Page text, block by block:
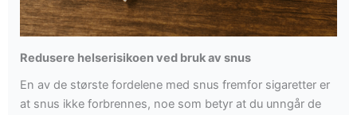
Redusere helserisikoen ved bruk av snus
En av de største fordelene med snus fremfor sigaretter er
at snus ikke forbrennes, noe som betyr at du unngår de